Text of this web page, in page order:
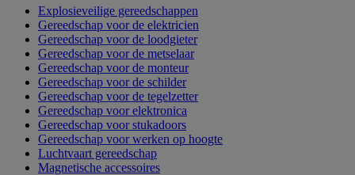
Explosieveilige gereedschappen
Gereedschap voor de elektricien
Gereedschap voor de loodgieter
Gereedschap voor de metselaar
Gereedschap voor de monteur
Gereedschap voor de schilder
Gereedschap voor de tegelzetter
Gereedschap voor elektronica
Gereedschap voor stukadoors
Gereedschap voor werken op hoogte
Luchtvaart gereedschap
Magnetische accessoires